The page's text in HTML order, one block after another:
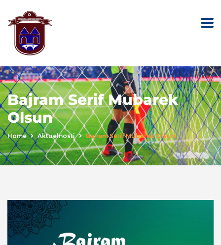
Bajram Serif Mubarek
Olsun
Home Aktuelnosti Bajram Serif Mubarek Olsun